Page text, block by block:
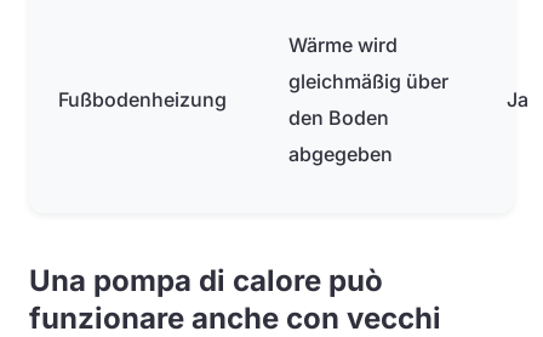
Fußbodenheizung
Wärme wird
gleichmäßig über
den Boden
abgegeben
Ja
Una pompa di calore può
funzionare anche con vecchi